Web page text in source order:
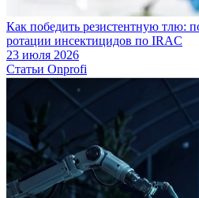
Как победить резистентную тлю:
ротации инсектицидов по IRAC
23 июля 2026
Статьи Onprofi